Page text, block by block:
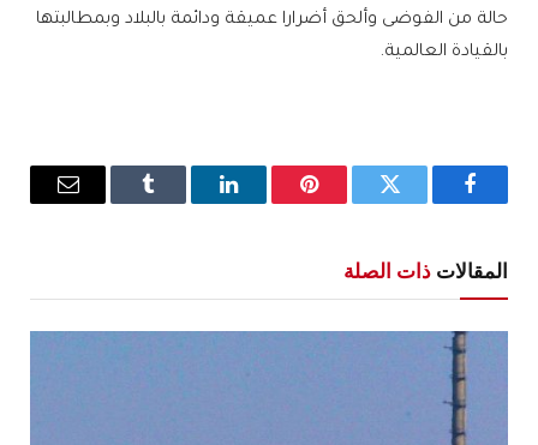
حالة من الفوضى وألحق أضرارا عميقة ودائمة بالبلاد وبمطالبتها
بالقيادة العالمية.
فيسبوك تويتر بينتيريستلينكدإن Tumblr
البريد
المقالات ذات الصلة